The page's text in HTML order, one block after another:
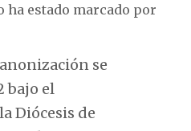
ha estado marcado por
se
bajo el
Diócesis de